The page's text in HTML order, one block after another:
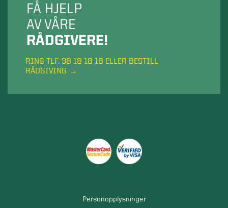
FÅ HJELP
AV VÅRE
RÅDGIVERE!
RING TLF. 38 18 18 18 ELLER BESTILL
RÅDGIVING
Personopplysninger